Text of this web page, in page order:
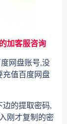
加客服咨询
网盘账号,没
充值百度网盘
边的提取密码,
刚才复制的密